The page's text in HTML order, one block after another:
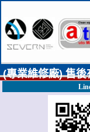
(專業維修廠) 售後